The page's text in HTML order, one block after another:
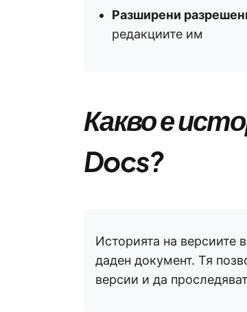
Разширени
редакциите им
Какво е
Docs?
Историята на версиите
даден документ. Тя
версии и да